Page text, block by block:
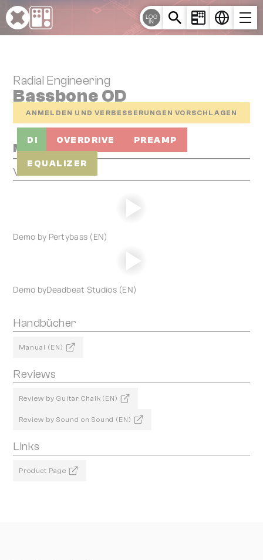
Cookie-Einstellungen
LOG
IN
Radial Engineering
Bassbone OD
ANMELDEN UND VERBESSERUNGEN VORSCHLAGEN
DI OVERDRIVE PREAMP
EQUALIZER
Media
Videos
Demo by Pertybass (EN)
Demo byDeadbeat Studios (EN)
Handbücher
Manual (EN)
Reviews
Review by Guitar Chalk (EN)
Review by Sound on Sound (EN)
Links
Product Page